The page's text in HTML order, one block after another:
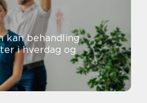
kan behandling
i hverdag og